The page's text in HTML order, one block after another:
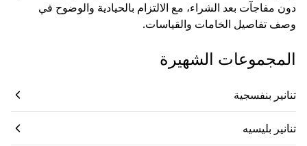
دون مفاجآت بعد الشراء، مع الالتزام بالحيادية والوضوح في
وصف تفاصيل الخامات والقياسات.
المجموعات الشهيرة
تنانير بنفسجية
تنانير بليسيه